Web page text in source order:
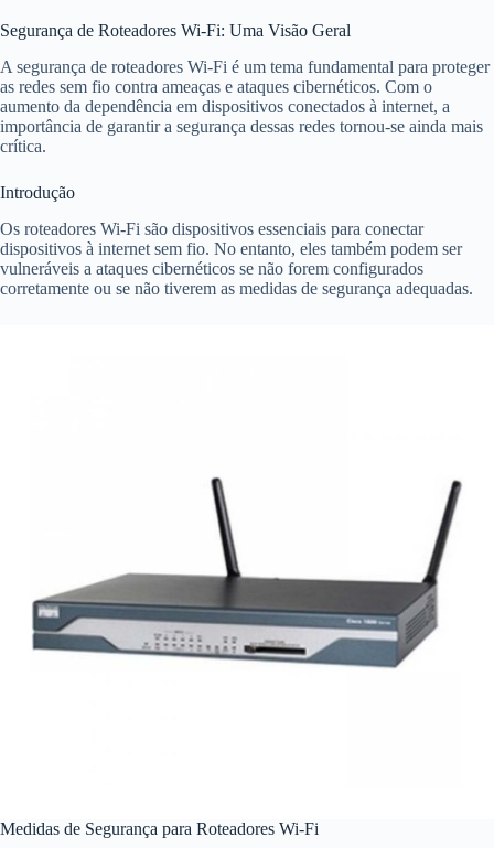
Segurança de Roteadores Wi-Fi: Uma Visão Geral
A segurança de roteadores Wi-Fi é um tema fundamental para proteger
as redes sem fio contra ameaças e ataques cibernéticos. Com o
aumento da dependência em dispositivos conectados à internet, a
importância de garantir a segurança dessas redes tornou-se ainda mais
crítica.
Introdução
Os roteadores Wi-Fi são dispositivos essenciais para conectar
dispositivos à internet sem fio. No entanto, eles também podem ser
vulneráveis a ataques cibernéticos se não forem configurados
corretamente ou se não tiverem as medidas de segurança adequadas.
Medidas de Segurança para Roteadores Wi-Fi